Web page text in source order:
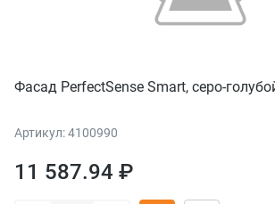
Фасад PerfectSense Smart, серо-
Артикул: 4100990
11 587.94 ₽